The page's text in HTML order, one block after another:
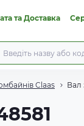
та Доставка
Claas Вал